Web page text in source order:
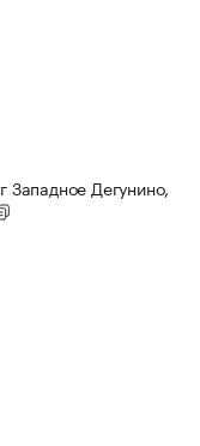
Западное Дегунино,